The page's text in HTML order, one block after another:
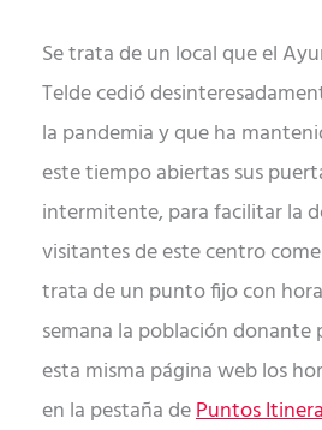
Se trata de un local que el
Telde cedió
la pandemia y que ha
este tiempo abiertas sus
intermitente, para facilitar la
visitantes de este centro
trata de un punto fijo con
semana la población donante
esta misma página web los
en la pestaña dePuntos